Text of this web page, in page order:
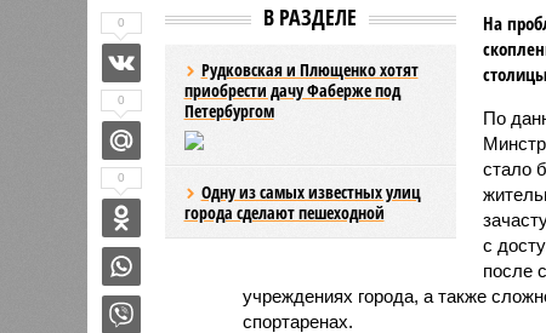
В РАЗДЕЛЕ
Рудковская и Плющенко хотят
приобрести дачу Фаберже под
Петербургом
Одну из самых известных улиц
города сделают пешеходной
На
По
стало
с
после
учреждениях города, а также
спортаренах.
0
0
0